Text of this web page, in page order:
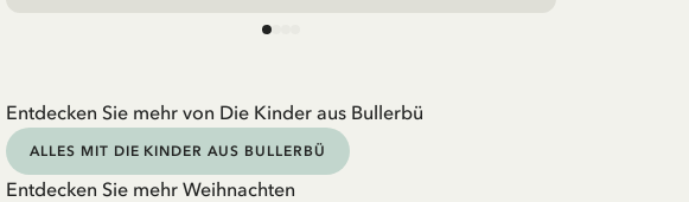
Entdecken Sie mehr von Die Kinder aus Bullerbü
ALLES MIT DIE KINDER AUS BULLERBÜ
Entdecken Sie mehr Weihnachten